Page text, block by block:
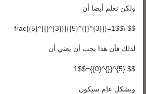
ولكن نعلم أيضا أن
$$ \frac{{5}^{{}^{3}}}{{5}^{{}^{3}}}=1$$
لذلك فأن هذا يجب أن يعني أن
$$ {5}^{{}^{0}}=1$$
وبشكل عام سيكون